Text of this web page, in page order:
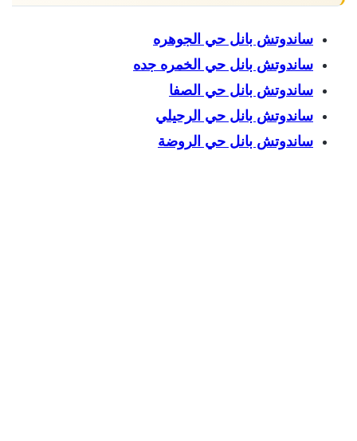
ساندوتش بانل حي الجوهره
ساندوتش بانل حي الخمره جده
ساندوتش بانل حي الصفا
ساندوتش بانل حي الرحيلي
ساندوتش بانل حي الروضة